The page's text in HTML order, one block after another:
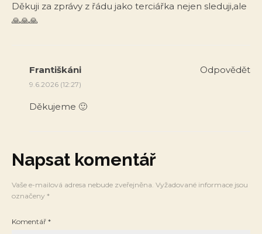
Děkuji za zprávy z řádu jako terciářka nejen sleduji,ale
🙏🙏🙏
Františkáni
9.6.2026 (12:27)
Děkujeme 🙂
Odpovědět
Napsat komentář
Vaše e-mailová adresa nebude zveřejněna. Vyžadované informace jsou
označeny *
Komentář *